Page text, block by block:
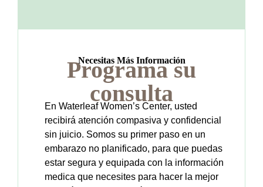
Necesitas Más Información
Programa su
consulta
En Waterleaf Women’s Center, usted
recibirá atención compasiva y confidencial
sin juicio. Somos su primer paso en un
embarazo no planificado, para que puedas
estar segura y equipada con la información
medica que necesites para hacer la mejor